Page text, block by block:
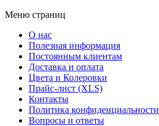
Меню страниц
О нас
Полезная информация
Постоянным клиентам
Доставка и оплата
Цвета и Колеровки
Прайс-лист (XLS)
Контакты
Политика конфиденциальности
Вопросы и ответы